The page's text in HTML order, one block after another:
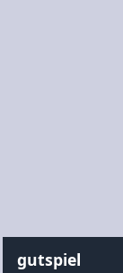
gutspiel